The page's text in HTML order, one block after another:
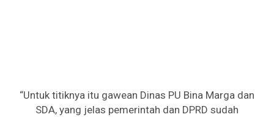
“Untuk titiknya itu gawean Dinas PU Bina Marga dan
SDA, yang jelas pemerintah dan DPRD sudah